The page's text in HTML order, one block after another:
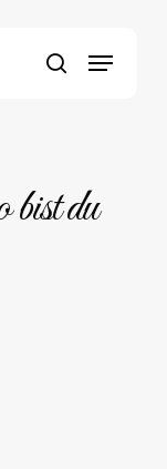
search
Menu
du